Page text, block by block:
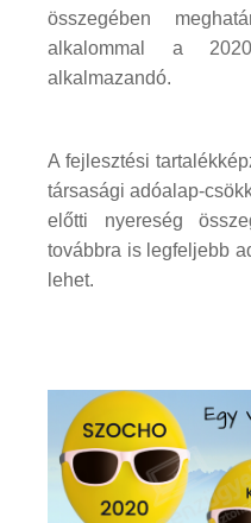
összegében
alkalommal a
alkalmazandó.
A fejlesztési
társasági adóalap-
előtti nyereség
továbbra is legfeljebb
lehet.